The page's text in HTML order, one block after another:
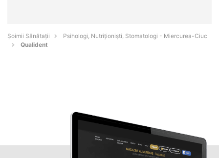
Şoimii Sănătații
Psihologi, Nutriționiști, Stomatologi - Miercurea-Ciuc
Qualident